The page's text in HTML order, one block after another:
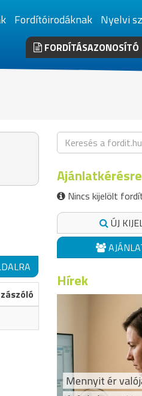
Fordítóirodáknak Nyelvi
FORDÍTÁSAZONOSÍTÓ
Nincs kijelölt
ÚJ
Hírek
Mennyit ér